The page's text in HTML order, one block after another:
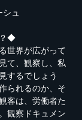
ュ
？◆
世界が広がって
て、観察し、私
するでしょう
られるのか、そ
客は、労働者た
観察ドキュメン